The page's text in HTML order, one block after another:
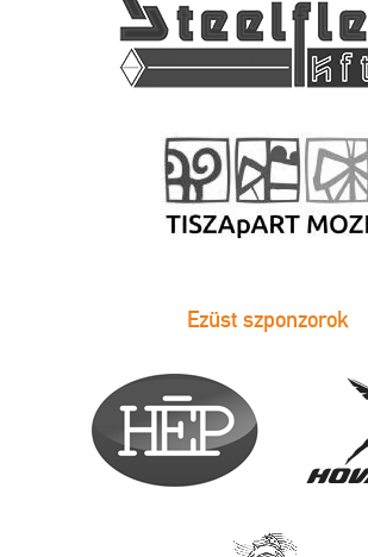
Ezüst szponzorok